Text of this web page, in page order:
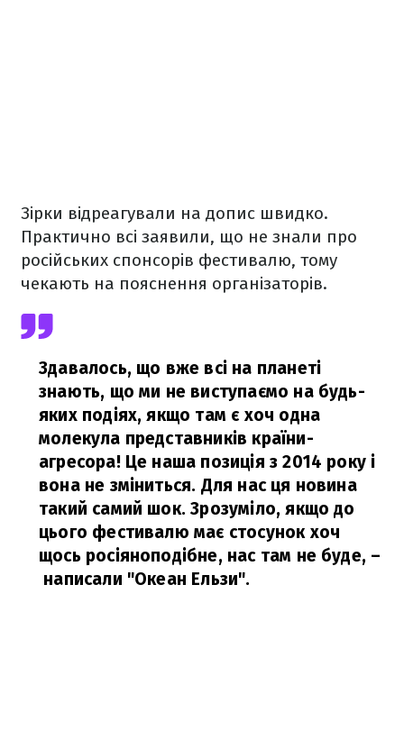
Зірки відреагували на допис швидко.
Практично всі заявили, що не знали про
російських спонсорів фестивалю, тому
чекають на пояснення організаторів.
Здавалось, що вже всі на планеті
знають, що ми не виступаємо на будь-
яких подіях, якщо там є хоч одна
молекула представників країни-
агресора! Це наша позиція з 2014 року і
вона не зміниться. Для нас ця новина
такий самий шок. Зрозуміло, якщо до
цього фестивалю має стосунок хоч
щось росіяноподібне, нас там не буде, –
написали "Океан Ельзи".